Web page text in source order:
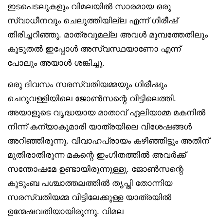
ഇടപെടലുകളും വിമലയിൽ സാരമായ ഒരു
സ്വാധീനവും ചെലുത്തിയില്ല എന്ന് ഗിരീഷ്
തിരിച്ചറിഞ്ഞു. മാത്രവുമല്ല അവൾ മുമ്പത്തേതിലും
കൂടുതൽ ഇപ്പോൾ അസ്വസ്ഥയാണോ എന്ന്
പോലും അയാൾ ശങ്കിച്ചു.
ഒരു ദിവസം സരസ്വതിയമ്മയും ഗിരീഷും
ചെറുവള്ളിയിലെ ജോൺസന്റെ വീട്ടിലെത്തി.
അയാളുടെ വൃദ്ധയായ മാതാവ് ഏലിയാമ്മ മകനിൽ
നിന്ന് കന്യാകുമാരി യാത്രയിലെ വിശേഷങ്ങൾ
അറിഞ്ഞിരുന്നു. വിവാഹപ്രായം കഴിഞ്ഞിട്ടും അതിന്
മുതിരാതിരുന്ന മകന്റെ ഇംഗിതത്തിൽ അവർക്ക്
സന്തോഷമേ ഉണ്ടായിരുന്നുള്ളു. ജോൺസന്റെ
കുടുംബ പശ്ചാത്തലത്തിൽ തൃപ്തി തോന്നിയ
സരസ്വതിയമ്മ വീട്ടിലേക്കുള്ള യാത്രയിൽ
ഉന്മേഷവതിയായിരുന്നു. വിമല